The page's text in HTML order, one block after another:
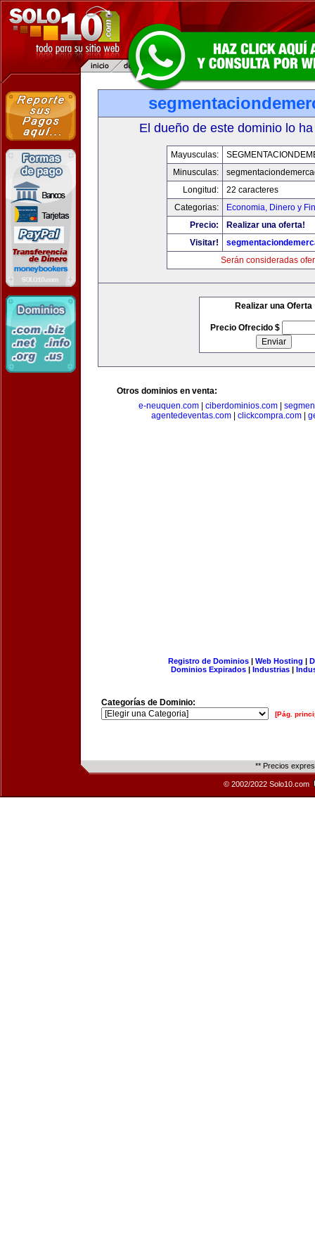
El dueño de este dominio lo
Mayusculas:
Minusculas:
Longitud:
22 caracteres
Categorias:
Economia, Dinero y
Precio:
Realizar una oferta!
Visitar!
Serán consideradas
Realizar una Oferta
Precio Ofrecido $
Otros dominios en venta:
e-neuquen.com
ciberdominios.com
agentedeventas.com| clickcompra.com|
Registro de Dominios| Web Hosting |
Dominios Expirados | Industrias |
Categorías de Dominio:
[Pág.
** Precios
© 2002/2022 Solo10.com